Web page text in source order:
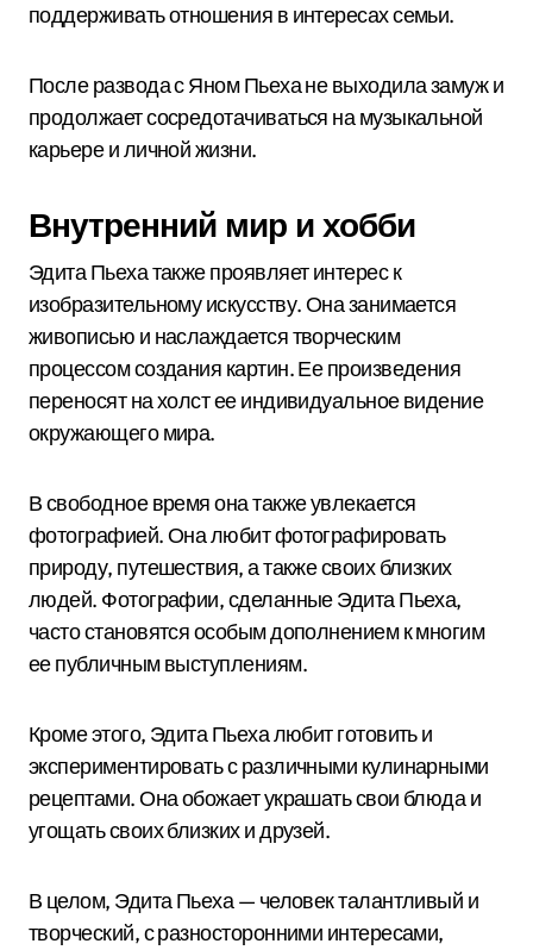
поддерживать отношения в интересах семьи.
После развода с Яном Пьеха не выходила замуж и
продолжает сосредотачиваться на музыкальной
карьере и личной жизни.
Внутренний мир и хобби
Эдита Пьеха также проявляет интерес к
изобразительному искусству. Она занимается
живописью и наслаждается творческим
процессом создания картин. Ее произведения
переносят на холст ее индивидуальное видение
окружающего мира.
В свободное время она также увлекается
фотографией. Она любит фотографировать
природу, путешествия, а также своих близких
людей. Фотографии, сделанные Эдита Пьеха,
часто становятся особым дополнением к многим
ее публичным выступлениям.
Кроме этого, Эдита Пьеха любит готовить и
экспериментировать с различными кулинарными
рецептами. Она обожает украшать свои блюда и
угощать своих близких и друзей.
В целом, Эдита Пьеха — человек талантливый и
творческий, с разносторонними интересами,